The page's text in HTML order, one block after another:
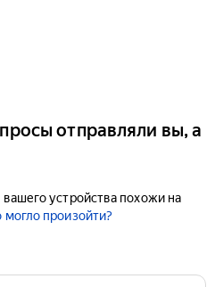
отправляли вы, а
устройства похожи на
могло произойти?